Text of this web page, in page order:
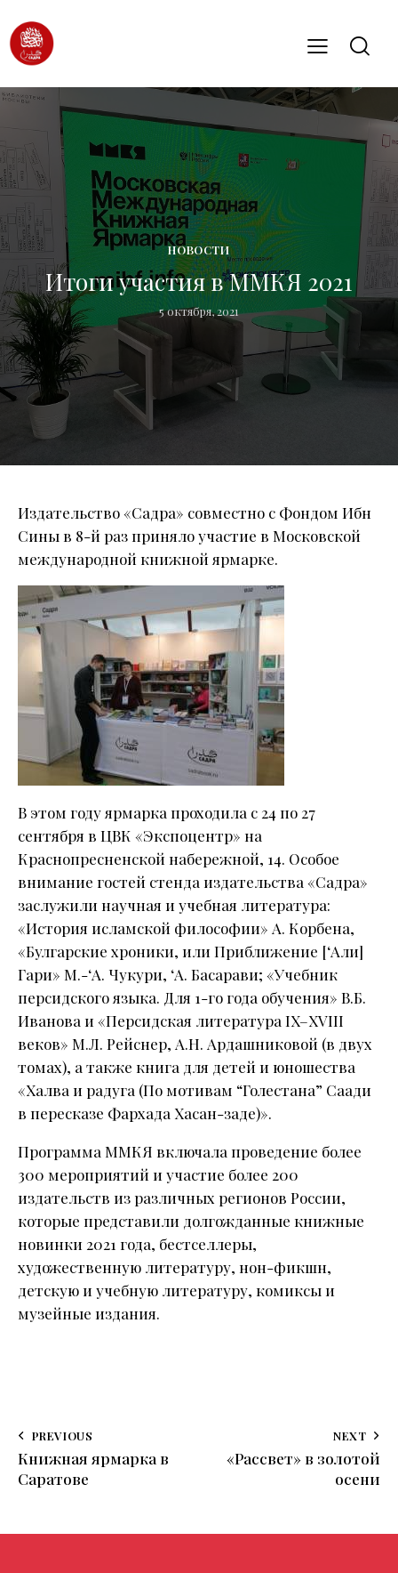
НОВОСТИ
Итоги участия в ММКЯ 2021
5 октября, 2021
Издательство «Садра» совместно с Фондом Ибн
Сины в 8-й раз приняло участие в Московской
международной книжной ярмарке.
В этом году ярмарка проходила с 24 по 27
сентября в ЦВК «Экспоцентр» на
Краснопресненской набережной, 14. Особое
внимание гостей стенда издательства «Садра»
заслужили научная и учебная литература:
«История исламской философии» А. Корбена,
«Булгарские хроники, или Приближение [‘Али]
Гари» М.-‘А. Чукури, ‘А. Басарави; «Учебник
персидского языка. Для 1-го года обучения» В.Б.
Иванова и «Персидская литература IX–XVIII
веков» М.Л. Рейснер, А.Н. Ардашниковой (в двух
томах), а также книга для детей и юношества
«Халва и радуга (По мотивам “Голестана” Саади
в пересказе Фархада Хасан-заде)».
Программа ММКЯ включала проведение более
300 мероприятий и участие более 200
издательств из различных регионов России,
которые представили долгожданные книжные
новинки 2021 года, бестселлеры,
художественную литературу, нон-фикшн,
детскую и учебную литературу, комиксы и
музейные издания.
PREVIOUS
Книжная ярмарка в
Саратове
NEXT
«Рассвет» в золотой
осени